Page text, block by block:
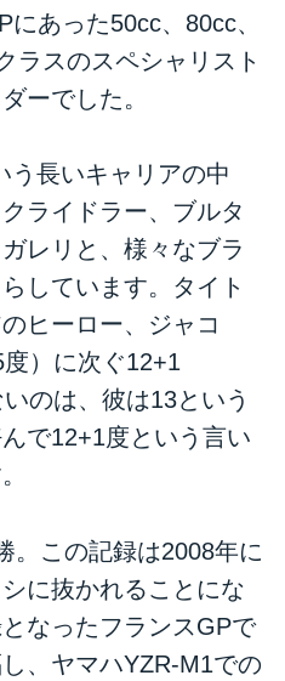
あった50cc、80cc、
ラスのスペシャリスト
ーでした。
う長いキャリアの中
ライドラー、ブルタ
レリと、様々なブラ
しています。タイト
ヒーロー、ジャコ
）に次ぐ12+1
のは、彼は13という
で12+1度という言い
。この記録は2008年に
に抜かれることにな
なったフランスGPで
、ヤマハYZR-M1での